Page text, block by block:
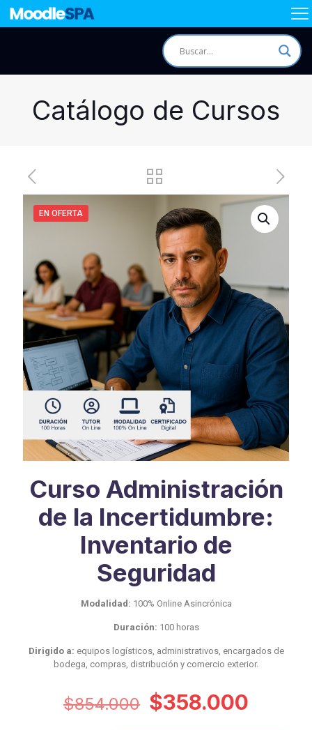
Catálogo de Cursos
EN OFERTA
Curso Administración
de la Incertidumbre:
Inventario de
Seguridad
Modalidad: 100% Online Asincrónica
Duración: 100 horas
Dirigido a: equipos logísticos, administrativos, encargados de
bodega, compras, distribución y comercio exterior.
$854.000 El
$358.000